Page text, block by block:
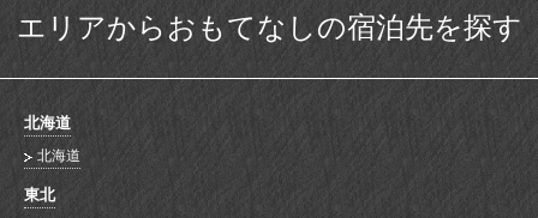
エリアからおもてなしの宿泊先を探す
北海道
北海道
東北